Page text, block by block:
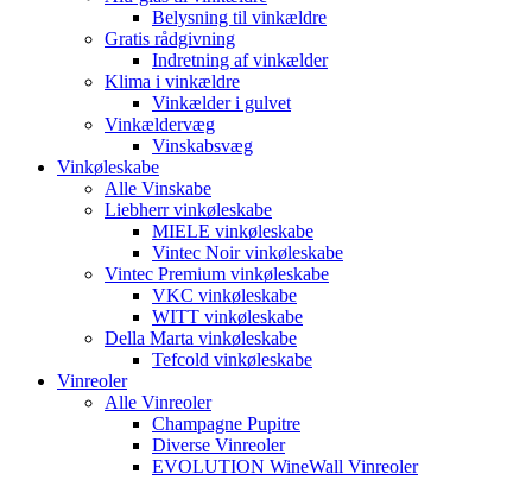
Belysning til vinkældre
Gratis rådgivning
Indretning af vinkælder
Klima i vinkældre
Vinkælder i gulvet
Vinkældervæg
Vinskabsvæg
Vinkøleskabe
Alle Vinskabe
Liebherr vinkøleskabe
MIELE vinkøleskabe
Vintec Noir vinkøleskabe
Vintec Premium vinkøleskabe
VKC vinkøleskabe
WITT vinkøleskabe
Della Marta vinkøleskabe
Tefcold vinkøleskabe
Vinreoler
Alle Vinreoler
Champagne Pupitre
Diverse Vinreoler
EVOLUTION WineWall Vinreoler